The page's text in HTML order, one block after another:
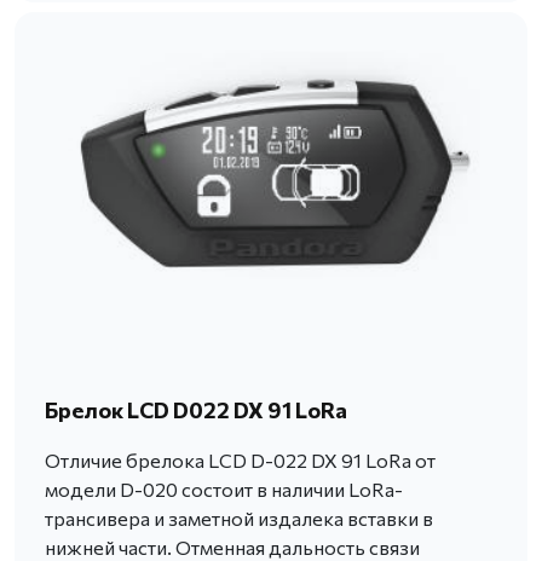
Брелок LCD D022 DX 91 LoRa
Отличие брелока LCD D-022 DX 91 LoRa от
модели D-020 состоит в наличии LoRa-
трансивера и заметной издалека вставки в
нижней части. Отменная дальность связи